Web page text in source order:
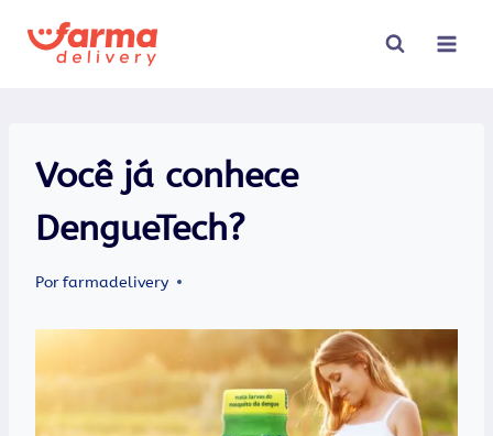
para
Você já conhece
DengueTech?
Porfarmadelivery